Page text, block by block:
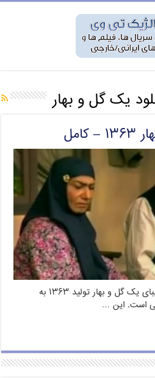
یک گل و بهار
تله تئاتر بسیار نوستالژیک و زیبای یک گل و بهار تولید ۱۳۶۳ به
است. این …